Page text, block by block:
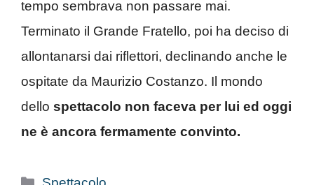
tempo sembrava non passare mai.
Terminato il Grande Fratello, poi ha deciso di
allontanarsi dai riflettori, declinando anche le
ospitate da Maurizio Costanzo. Il mondo
dello spettacolo non faceva per lui ed oggi
ne è ancora fermamente convinto.
Categorie